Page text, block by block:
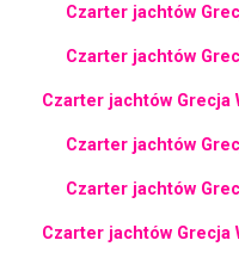
Czarter jachtów
Czarter jachtów
Czarter jachtów Grecja
Czarter jachtów
Czarter jachtów
Czarter jachtów Grecja